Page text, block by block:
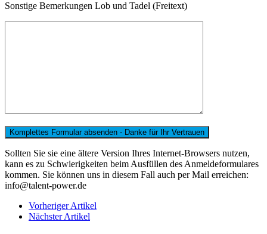
Sonstige Bemerkungen Lob und Tadel (Freitext)
Sollten Sie sie eine ältere Version Ihres Internet-Browsers nutzen,
kann es zu Schwierigkeiten beim Ausfüllen des Anmeldeformulares
kommen. Sie können uns in diesem Fall auch per Mail erreichen:
info@talent-power.de
Vorheriger Artikel
Nächster Artikel